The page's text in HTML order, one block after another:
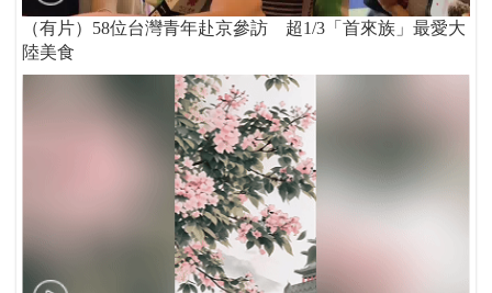
（有片）58位台灣青年赴京參訪 超1/3「首來族」最愛大
陸美食